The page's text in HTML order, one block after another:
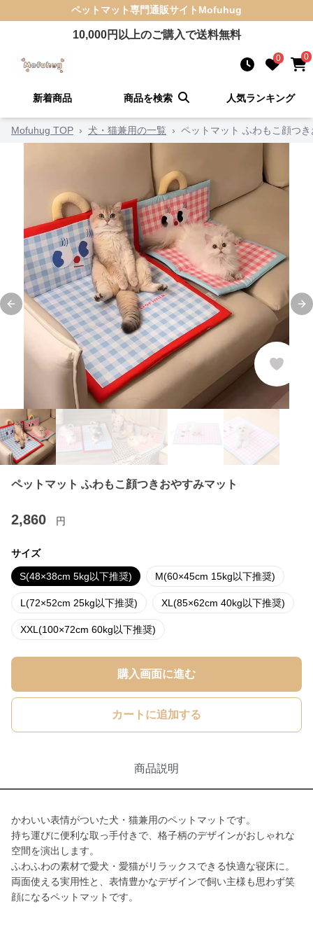
ペットマット専門通販サイト Mofuhug
10,000円以上のご購入で送料無料
0 0
新着商品 商品を検索 人気ランキング
Mofuhug TOP › 犬・猫兼用の一覧 › ペットマット ふわもこ顔つ
Previous slide
ペットマット ふわもこ顔つきおやすみマット
2,860 円
サイズ
S(48×38cm 5kg以下推奨) M(60×45cm 15kg以下推奨)
L(72×52cm 25kg以下推奨) XL(85×62cm 40kg以下推奨)
XXL(100×72cm 60kg以下推奨)
購入画面に進む
カートに追加する
商品説明
かわいい表情がついた犬・猫兼用のペットマットです。
持ち運びに便利な取っ手付きで、格子柄のデザインがおしゃれな
空間を演出します。
ふわふわの素材で愛犬・愛猫がリラックスできる快適な寝床に。
両面使える実用性と、表情豊かなデザインで飼い主様も思わず笑
顔になるペットマットです。